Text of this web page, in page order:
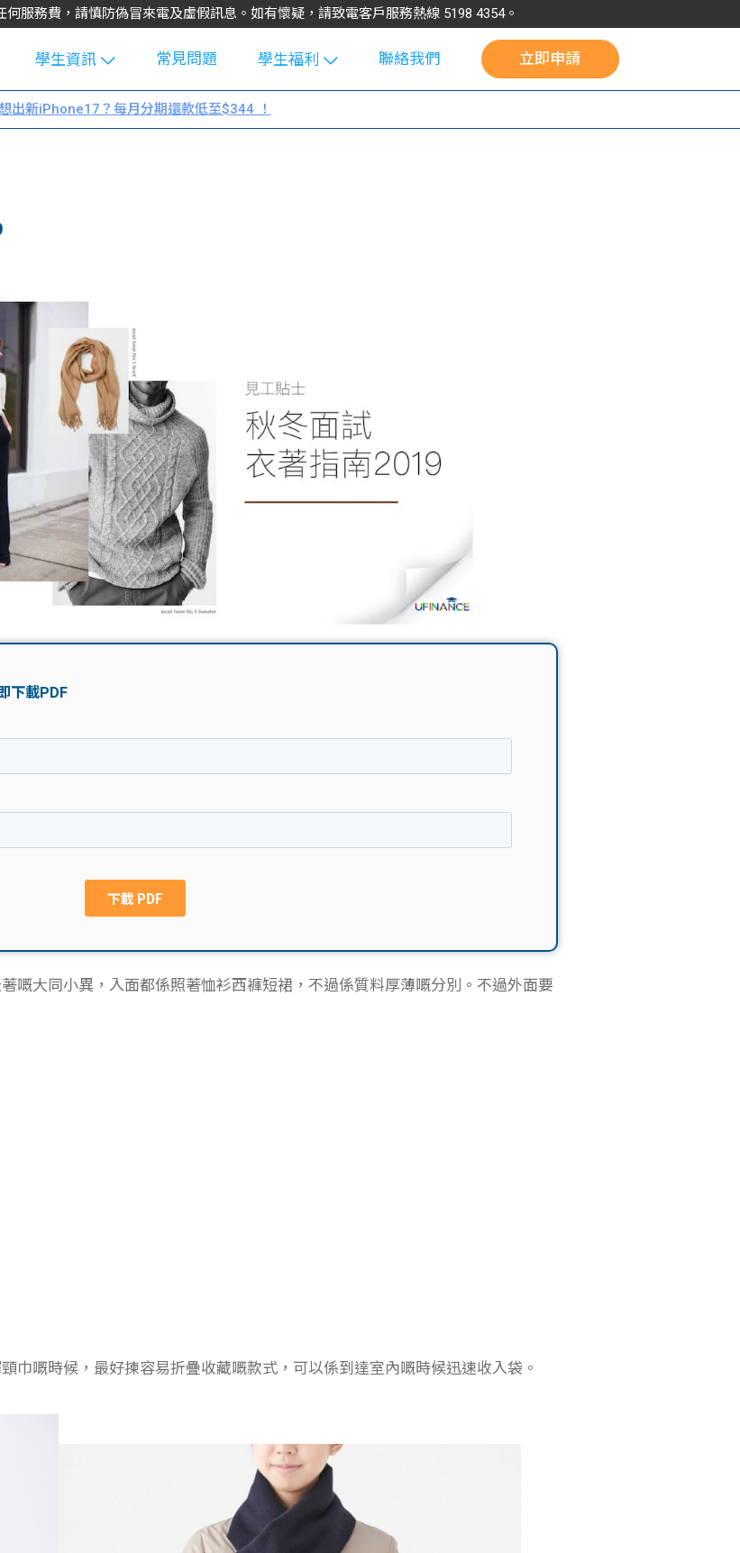
服務費，請慎防偽冒來電及虛假訊息。如有懷疑，請致電客戶服務熱線 5198 4354。
學生資訊
Blog
大專生筍
理財
Guide
學生貸款
常見問題
學生福利
uFinance 校
園贊助
聯絡我們 立即申請
想出新iPhone17？每月分期還款低至$344 ！
嘅大同小異，入面都係照著恤衫西褲短裙，不過係質料厚薄嘅分別。不過外面要
巾嘅時候，最好揀容易折疊收藏嘅款式，可以係到達室內嘅時候迅速收入袋。